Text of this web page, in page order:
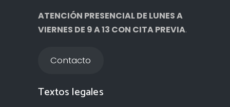
ATENCIÓN PRESENCIAL DE LUNES A
VIERNES DE 9 A 13 CON CITA PREVIA.
Contacto
Textos legales